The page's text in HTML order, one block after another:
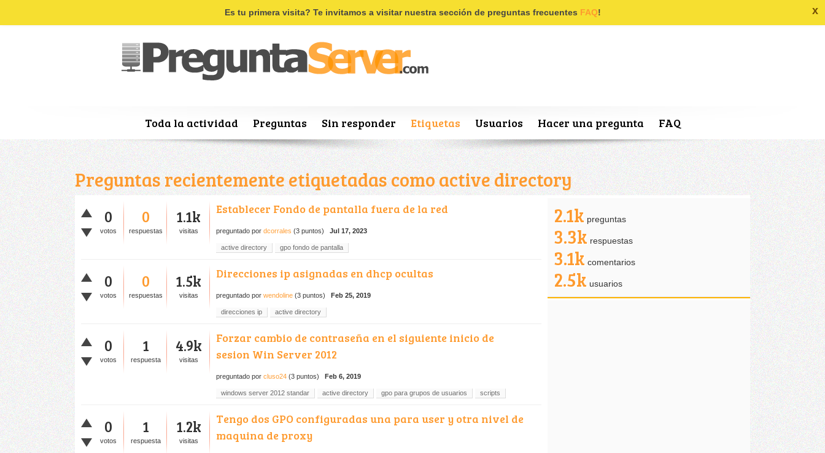
Recordar Registro
Es tu primera visita? Te invitamos a visitar nuestra sección de preguntas frecuentes FAQ! x
Toda la actividad Preguntas Sin responder Etiquetas Usuarios Hacer una pregunta FAQ
Preguntas recientemente etiquetadas como active directory
0
votos
0
respuestas
1.1k
visitas
Establecer Fondo de pantalla fuera de la red
preguntado por dcorrales (3 puntos) Jul 17, 2023
active directory gpo fondo de pantalla
0
votos
0
respuestas
1.5k
visitas
Direcciones ip asignadas en dhcp ocultas
preguntado por wendoline (3 puntos) Feb 25, 2019
direcciones ip active directory
0
votos
1
respuesta
4.9k
visitas
Forzar cambio de contraseña en el siguiente inicio de
sesion Win Server 2012
preguntado por cluso24 (3 puntos) Feb 6, 2019
windows server 2012 standar active directory gpo para grupos de usuarios scripts
0
votos
1
respuesta
1.2k
visitas
Tengo dos GPO configuradas una para user y otra nivel de
maquina de proxy
2.1k preguntas
3.3k respuestas
3.1k comentarios
2.5k usuarios